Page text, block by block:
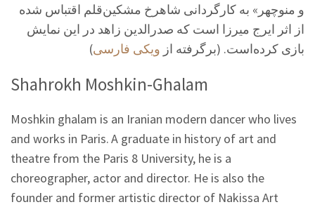
و منوچهر» به کارگردانی شاهرخ مشکین‌قلم اقتباس شده
از اثر ایرج میرزا است که صدرالدین زاهد در این نمایش
بازی کرده‌است. (برگرفته از ویکی فارسی)
Shahrokh Moshkin-Ghalam
Moshkin ghalam is an Iranian modern dancer who lives
and works in Paris.A graduate in history of art and
theatre from the Paris 8 University, he is a
choreographer, actor and director. He is also the
founder and former artistic director of Nakissa Art